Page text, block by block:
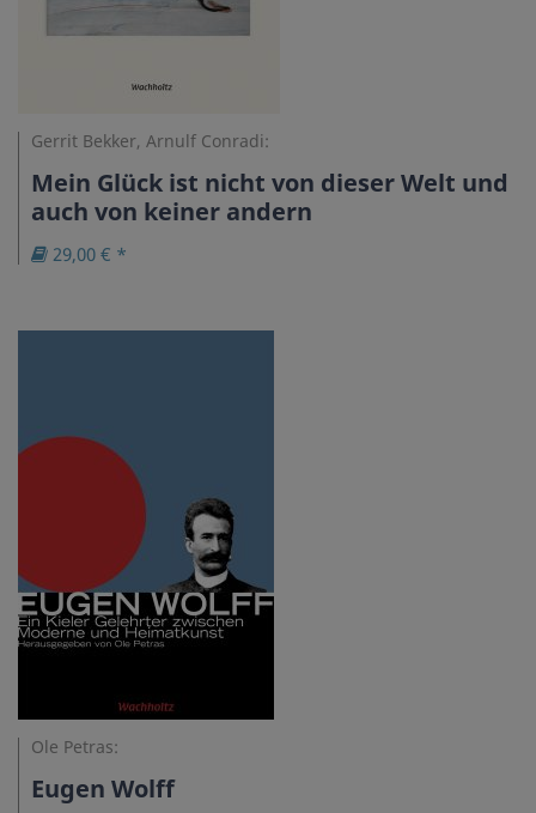
Gerrit Bekker, Arnulf Conradi:
Mein Glück ist nicht von dieser Welt und
auch von keiner andern
29,00 € *
Ole Petras:
Eugen Wolff